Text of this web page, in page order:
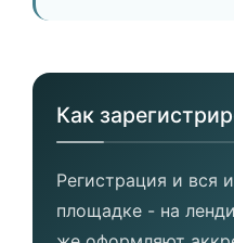
Как
Регистрация и вся
площадке - на